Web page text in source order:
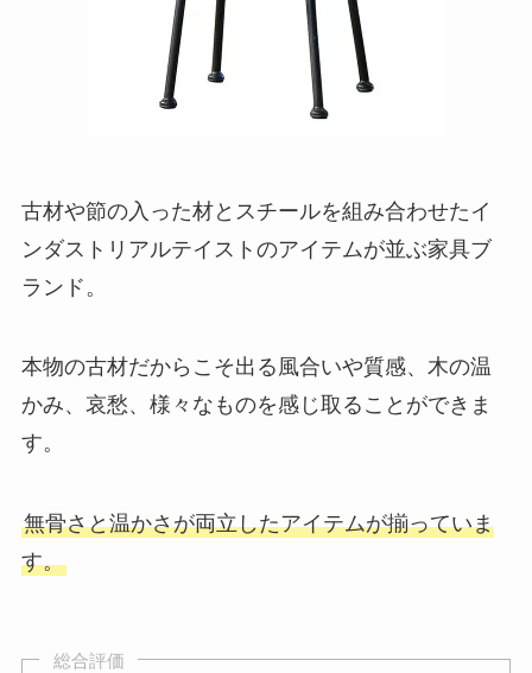
古材や節の入った材とスチールを組み合わせたイ
ンダストリアルテイストのアイテムが並ぶ家具ブ
ランド。
本物の古材だからこそ出る風合いや質感、木の温
かみ、哀愁、様々なものを感じ取ることができま
す。
無骨さと温かさが両立したアイテムが揃っていま
す。
総合評価